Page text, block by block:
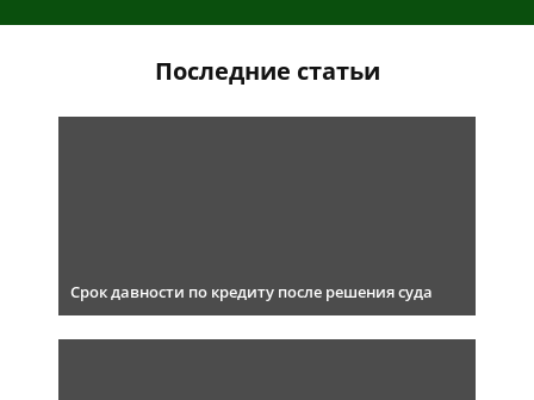
Последние статьи
Срок давности по кредиту после решения суда